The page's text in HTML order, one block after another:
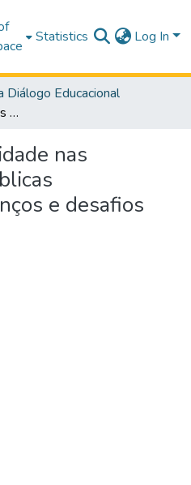
Statistics Log In
Diálogo Educacional
30 anos da gratuidade nas universidades públicas paranaenses: avanços e desafios
nas
e desafios